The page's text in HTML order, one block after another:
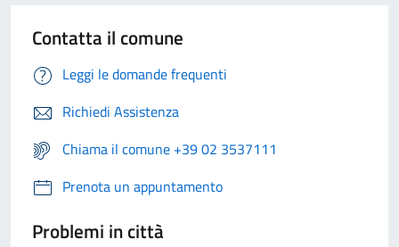
Contatta il comune
Leggi le domande frequenti
Richiedi Assistenza
Chiama il comune +39 02 3537111
Prenota un appuntamento
Problemi in città